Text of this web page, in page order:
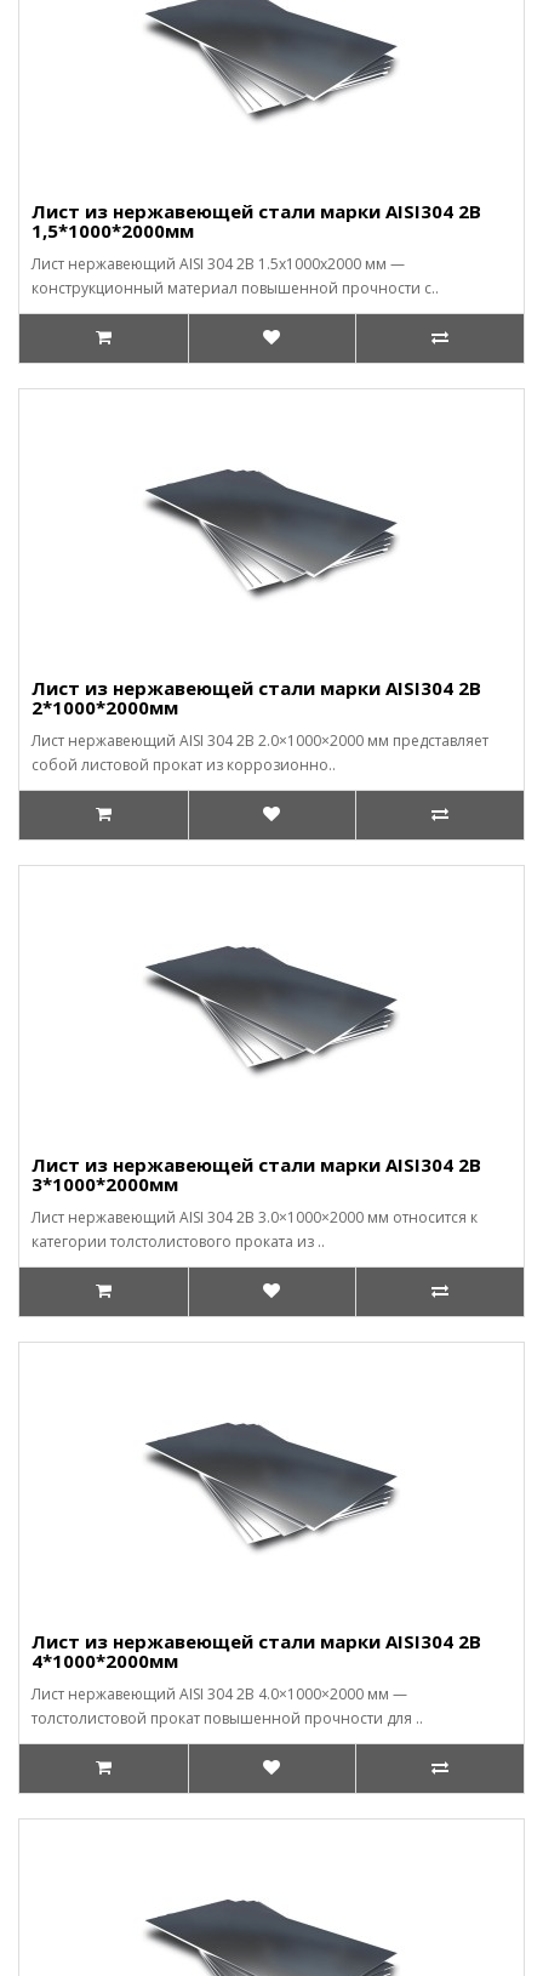
Лист из нержавеющей стали марки AISI304 2В
1,5*1000*2000мм
Лист нержавеющий AISI 304 2B 1.5x1000x2000 мм —
конструкционный материал повышенной прочности с..
Лист из нержавеющей стали марки AISI304 2В
2*1000*2000мм
Лист нержавеющий AISI 304 2B 2.0×1000×2000 мм представляет
собой листовой прокат из коррозионно..
Лист из нержавеющей стали марки AISI304 2В
3*1000*2000мм
Лист нержавеющий AISI 304 2B 3.0×1000×2000 мм относится к
категории толстолистового проката из ..
Лист из нержавеющей стали марки AISI304 2В
4*1000*2000мм
Лист нержавеющий AISI 304 2B 4.0×1000×2000 мм —
толстолистовой прокат повышенной прочности для ..